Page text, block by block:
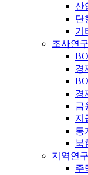
산
단
기
조사연구
경
경
금
지
통
북
지역연
주